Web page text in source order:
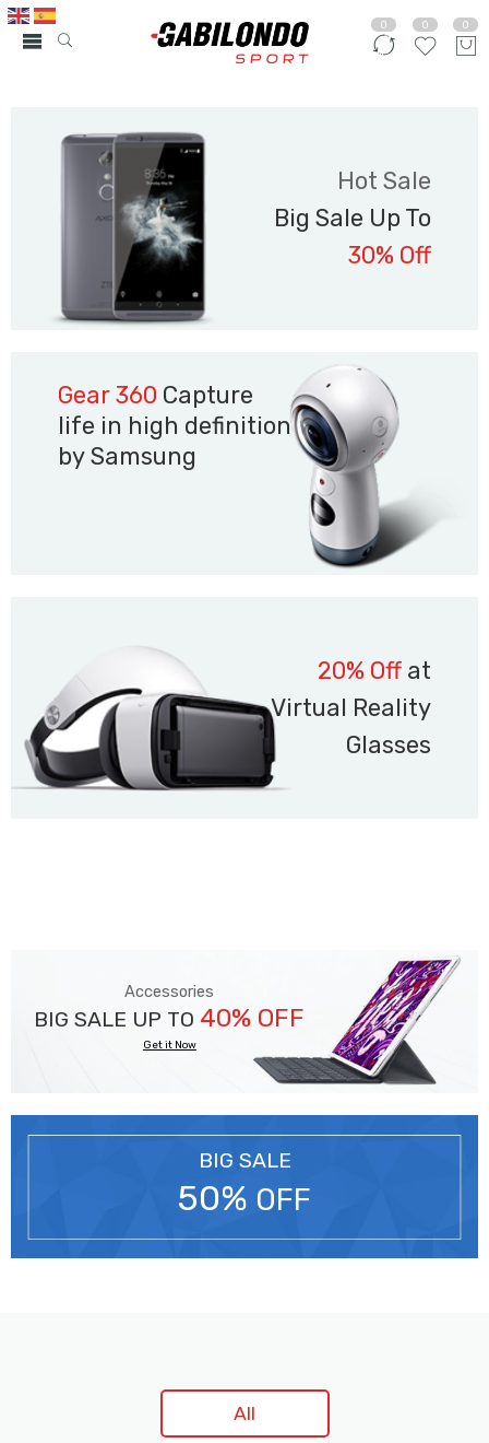
0 0 0
Hot Sale
Big Sale Up To
30% Off
Gear 360 Capture
life in high definition
by Samsung
20% Off at
Virtual Reality
Glasses
Accessories
BIG SALE UP TO 40% OFF
Get it Now
BIG SALE
50% OFF
All